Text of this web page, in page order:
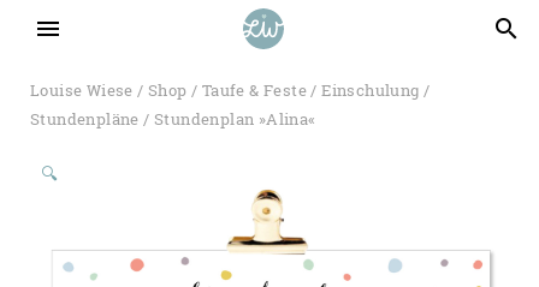
menu search
Louise Wiese / Shop / Taufe & Feste /Einschulung /
Stundenpläne / Stundenplan »Alina«
🔍